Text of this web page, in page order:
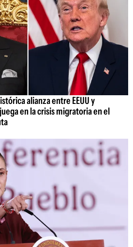
alianza entre EEUU y
en la crisis migratoria en el